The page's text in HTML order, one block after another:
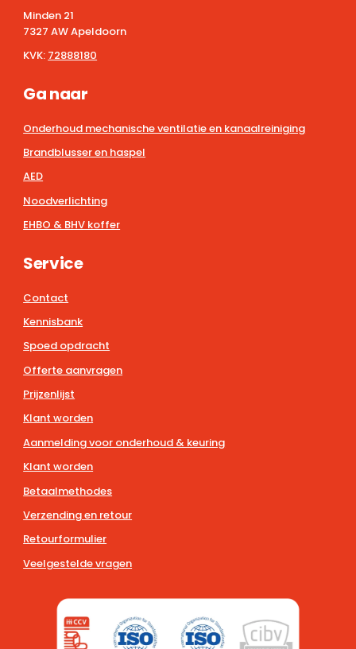
Minden 21
7327 AW Apeldoorn
KVK: 72888180
Ga naar
Onderhoud mechanische ventilatie en kanaalreiniging
Brandblusser en haspel
AED
Noodverlichting
EHBO & BHV koffer
Service
Contact
Kennisbank
Spoed opdracht
Offerte aanvragen
Prijzenlijst
Klant worden
Aanmelding voor onderhoud & keuring
Klant worden
Betaalmethodes
Verzending en retour
Retourformulier
Veelgestelde vragen